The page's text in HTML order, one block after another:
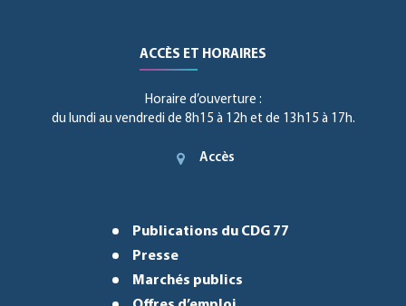
ACCÈS ET HORAIRES
Horaire d’ouverture :
du lundi au vendredi de 8h15 à 12h et de 13h15 à 17h.
Accès
Publications du CDG 77
Presse
Marchés publics